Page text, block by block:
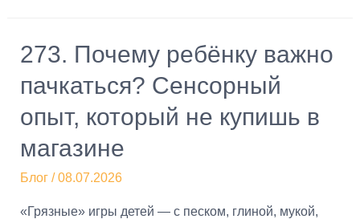
273. Почему ребёнку важно
пачкаться? Сенсорный
опыт, который не купишь в
магазине
Блог/08.07.2026
«Грязные» игры детей — с песком, глиной, мукой,